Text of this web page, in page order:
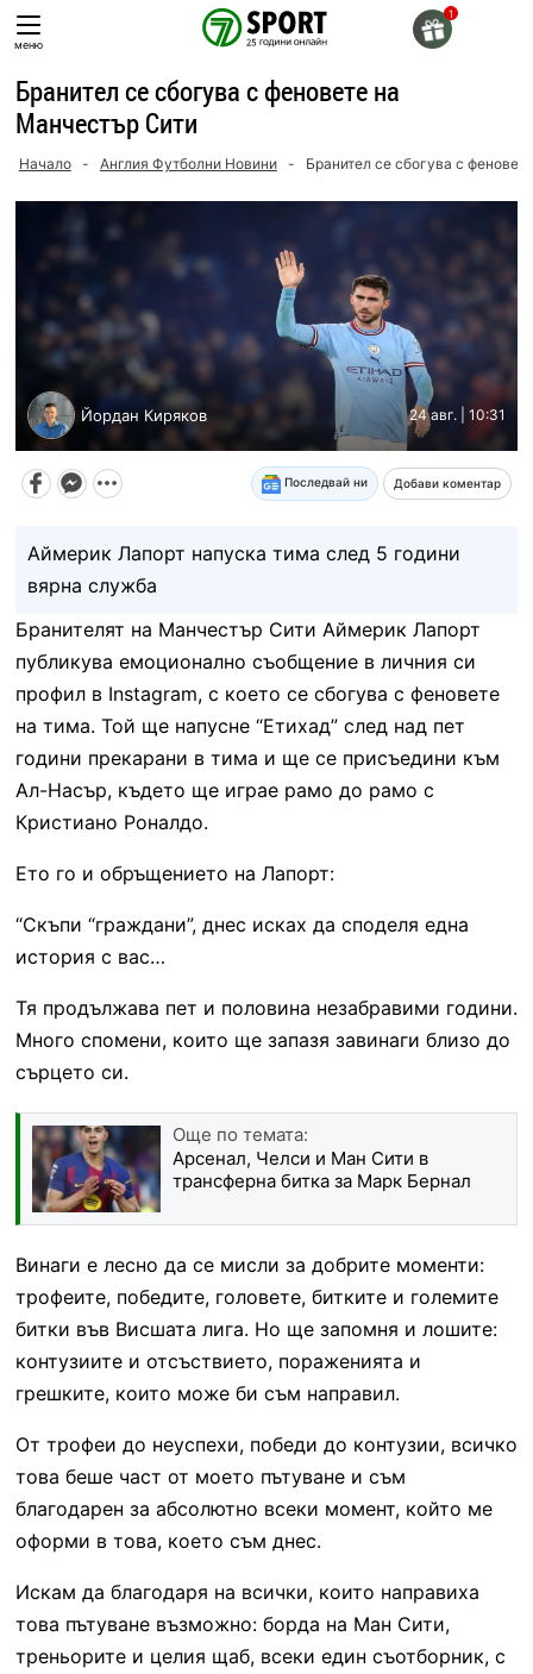
Skip
toменю
Бранител се сбогува с феновете на
Манчестър Сити
Начало - Англия Футболни Новини - Бранител се сбогува с
Йордан Киряков 24 авг. | 10:31
Последвай ни Добави коментар
Аймерик Лапорт напуска тима след 5 години
вярна служба
Бранителят на Манчестър Сити Аймерик Лапорт
публикува емоционално съобщение в личния си
профил в Instagram, с което се сбогува с феновете
на тима. Той ще напусне “Етихад” след над пет
години прекарани в тима и ще се присъедини към
Ал-Насър, където ще играе рамо до рамо с
Кристиано Роналдо.
Ето го и обръщението на Лапорт:
“Скъпи “граждани”, днес исках да споделя една
история с вас…
Тя продължава пет и половина незабравими години.
Много спомени, които ще запазя завинаги близо до
сърцето си.
Още по темата:
Арсенал, Челси и Ман Сити в
трансферна битка за Марк Бернал
Винаги е лесно да се мисли за добрите моменти:
трофеите, победите, головете, битките и големите
битки във Висшата лига. Но ще запомня и лошите:
контузиите и отсъствието, пораженията и
грешките, които може би съм направил.
От трофеи до неуспехи, победи до контузии, всичко
това беше част от моето пътуване и съм
благодарен за абсолютно всеки момент, който ме
оформи в това, което съм днес.
Искам да благодаря на всички, които направиха
това пътуване възможно: борда на Ман Сити,
треньорите и целия щаб, всеки един съотборник, с